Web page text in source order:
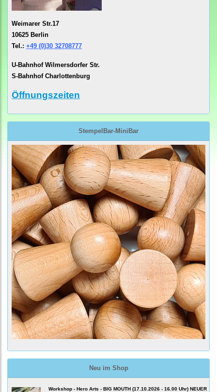
Weimarer Str.17
10625 Berlin
Tel.: +49 (0)30 32708777
U-Bahnhof Wilmersdorfer Str.
S-Bahnhof Charlottenburg
Öffnungszeiten
StempelBar-MiniBar
Neu im Shop
Workshop - Hero Arts - BIG MOUTH (17.10.2026 - 16.00 Uhr) NEUER